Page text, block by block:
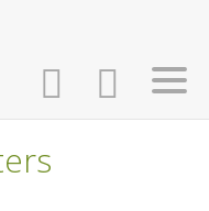
INLOGGEN